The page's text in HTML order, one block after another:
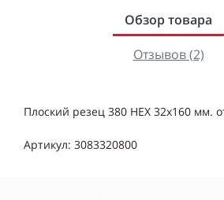
Обзор товара
Отзывов (2)
Плоский резец 380 НЕХ 32х160 мм.
Артикул: 3083320800